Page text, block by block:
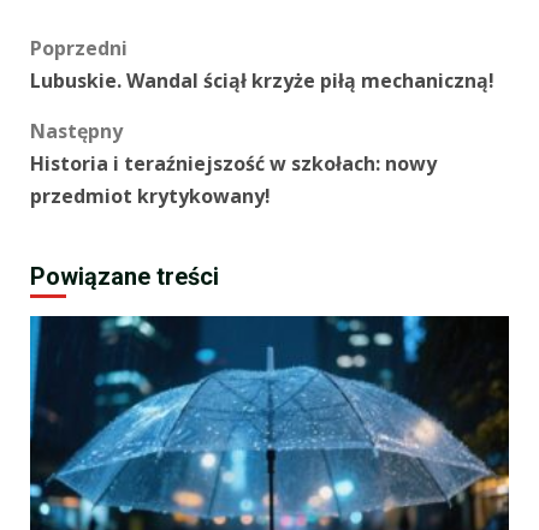
Zobacz
wpisy
Poprzedni
Lubuskie. Wandal ściął krzyże piłą mechaniczną!
Następny
Historia i teraźniejszość w szkołach: nowy
przedmiot krytykowany!
Powiązane treści